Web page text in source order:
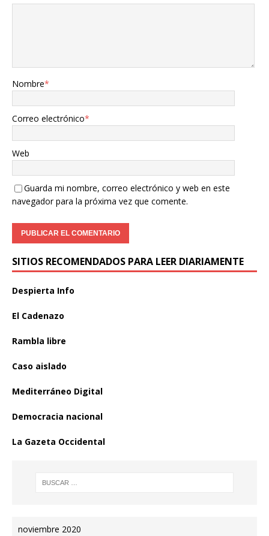
Nombre*
Correo electrónico*
Web
Guarda mi nombre, correo electrónico y web en este
navegador para la próxima vez que comente.
SITIOS RECOMENDADOS PARA LEER DIARIAMENTE
Despierta Info
El Cadenazo
Rambla libre
Caso aislado
Mediterráneo Digital
Democracia nacional
La Gazeta Occidental
noviembre 2020